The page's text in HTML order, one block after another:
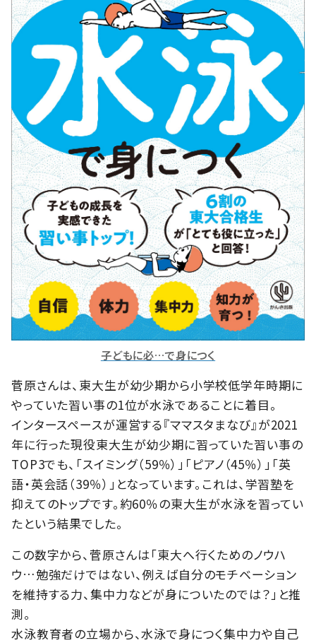
子どもに必…で身につく
菅原さんは、東大生が幼少期から小学校低学年時期に
やっていた習い事の1位が水泳であることに着目。
インタースペースが運営する『ママスタまなび』が2021
年に行った現役東大生が幼少期に習っていた習い事の
TOP3でも、「スイミング（59％）」「ピアノ（45％）」「英
語・英会話（39％）」となっています。これは、学習塾を
抑えてのトップです。約60％の東大生が水泳を習ってい
たという結果でした。
この数字から、菅原さんは「東大へ行くためのノウハ
ウ…勉強だけではない、例えば自分のモチベーション
を維持する力、集中力などが身についたのでは？」と推
測。
水泳教育者の立場から、水泳で身につく集中力や自己